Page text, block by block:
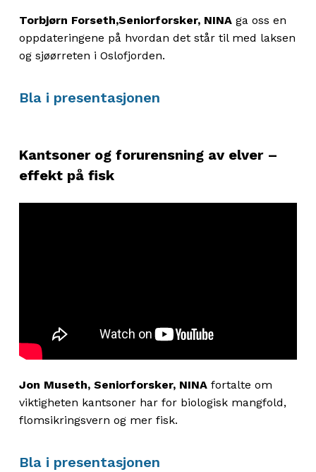
Torbjørn Forseth,Seniorforsker,NINA ga oss en
oppdateringene på hvordan det står til med laksen
og sjøørreten i Oslofjorden.
Bla i presentasjonen
Kantsoner og forurensning av elver –
effekt på fisk
Jon Museth, Seniorforsker,NINA fortalte om
viktigheten kantsonerhar for biologisk mangfold,
flomsikringsvern og mer fisk.
Bla i presentasjonen